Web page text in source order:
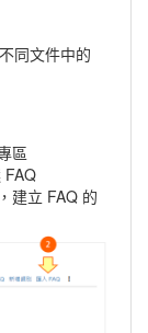
同文件中的
區
FAQ
建立 FAQ 的